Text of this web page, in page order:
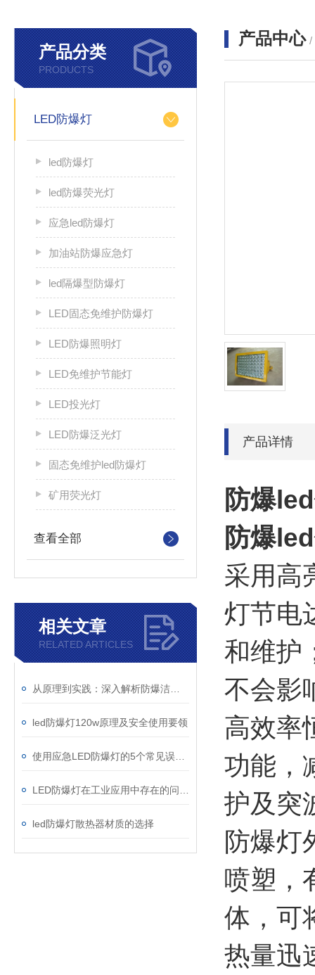
产品分类
PRODUCTS
LED防爆灯
led防爆灯
led防爆荧光灯
应急led防爆灯
加油站防爆应急灯
led隔爆型防爆灯
LED固态免维护防爆灯
LED防爆照明灯
LED免维护节能灯
LED投光灯
LED防爆泛光灯
固态免维护led防爆灯
矿用荧光灯
查看全部
相关文章
RELATED ARTICLES
led防爆灯120w原理及安全使用要领
led防爆灯散热器材质的选择
产品中心 /
产品详情
防爆
防爆
采用高
灯节电
和维护
不会影
高效率
功能，
护及突
防爆灯
喷塑，
体，可
热量迅